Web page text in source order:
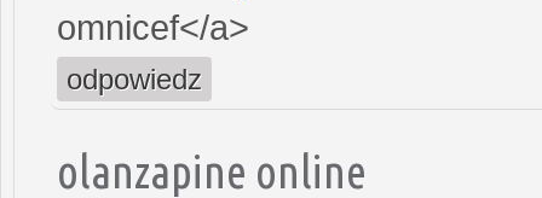
omnicef</a>
odpowiedz
olanzapine online